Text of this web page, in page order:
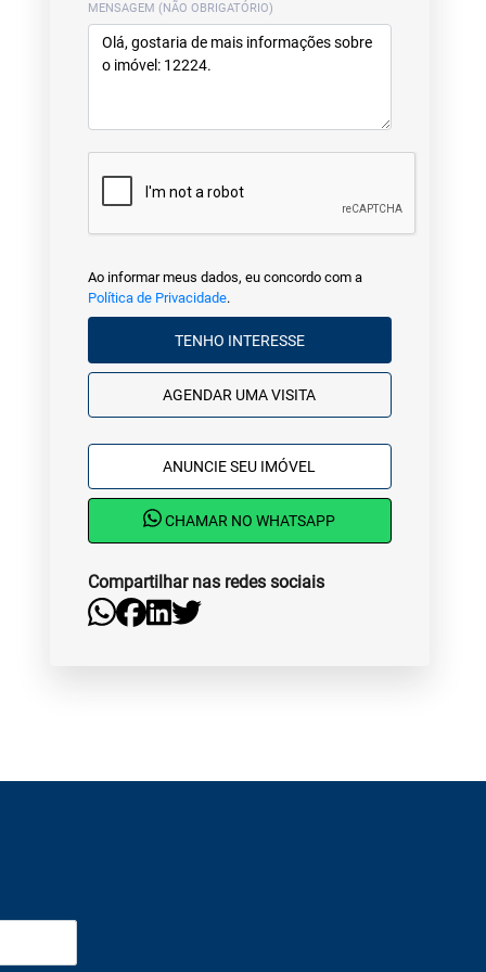
MENSAGEM (NÃO OBRIGATÓRIO)
Ao informar meus dados, eu concordo com a
Política de Privacidade.
TENHO INTERESSE
AGENDAR UMA VISITA
ANUNCIE SEU IMÓVEL
CHAMAR NO WHATSAPP
Compartilhar nas redes sociais